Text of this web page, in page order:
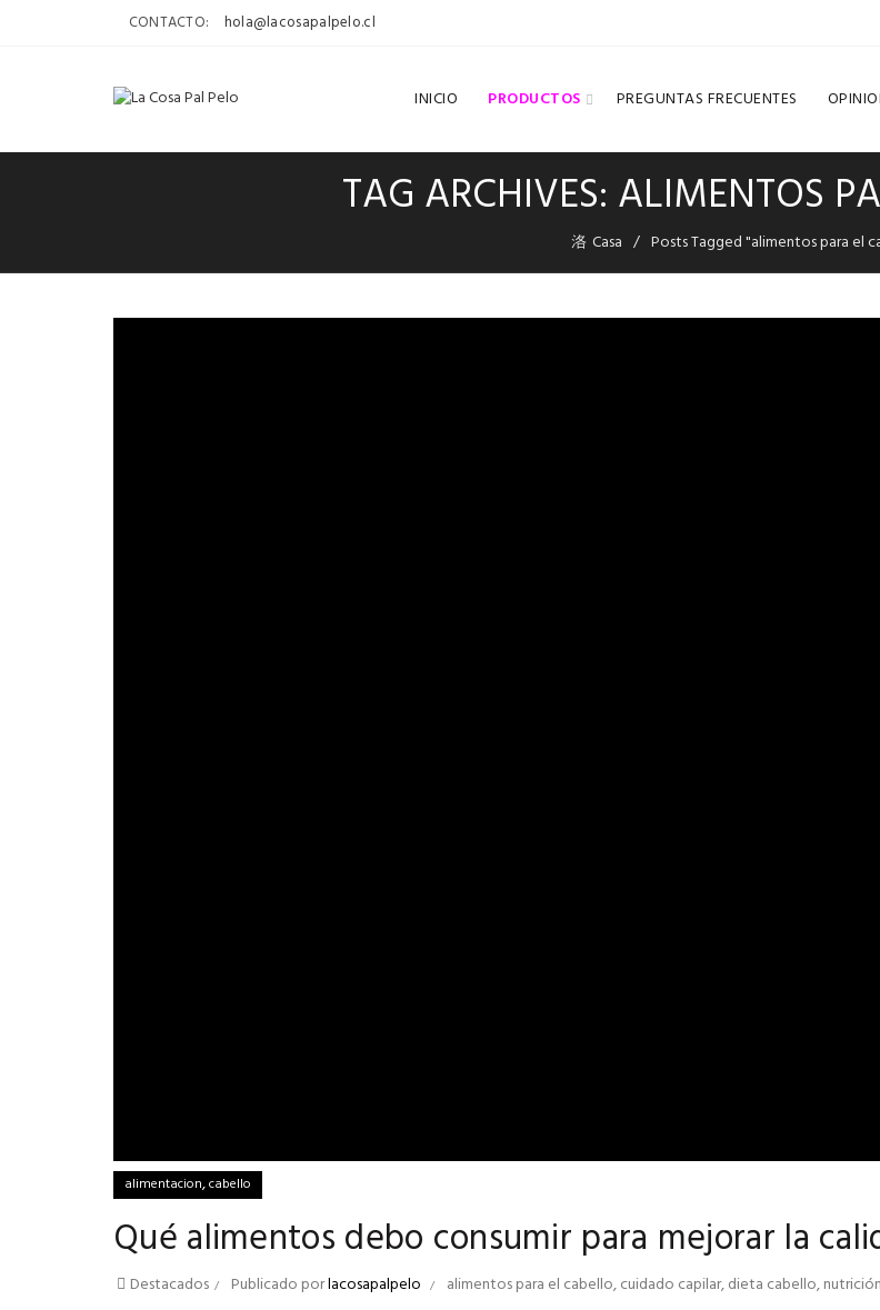
CONTACTO: hola@lacosapalpelo.cl
INICIO PRODUCTOS PREGUNTAS FRECUENTES
TAG ARCHIVES: ALIMENTOS
Casa Posts Tagged "alimentos para el
alimentacion,cabello
Qué alimentos debo consumir para mejorar la
Destacados Publicado porlacosapalpelo alimentos para el cabello,cuidado capilar,dieta cabello,